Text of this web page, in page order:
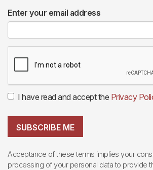
Enter your email address
I have read and accept the Privacy
SUBSCRIBE ME
Acceptance of these terms implies your
processing of your personal data to provide